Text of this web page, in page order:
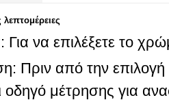
να επιλέξετε το
Πριν από την
οδηγό μέτρησης για